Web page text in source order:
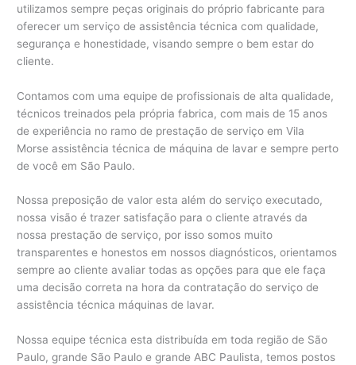
utilizamos sempre peças originais do próprio fabricante para
oferecer um serviço de assistência técnica com qualidade,
segurança e honestidade, visando sempre o bem estar do
cliente.
Contamos com uma equipe de profissionais de alta qualidade,
técnicos treinados pela própria fabrica, com mais de 15 anos
de experiência no ramo de prestação de serviço em Vila
Morse assistência técnica de máquina de lavar e sempre perto
de você em São Paulo.
Nossa preposição de valor esta além do serviço executado,
nossa visão é trazer satisfação para o cliente através da
nossa prestação de serviço, por isso somos muito
transparentes e honestos em nossos diagnósticos, orientamos
sempre ao cliente avaliar todas as opções para que ele faça
uma decisão correta na hora da contratação do serviço de
assistência técnica máquinas de lavar.
Nossa equipe técnica esta distribuída em toda região de São
Paulo, grande São Paulo e grande ABC Paulista, temos postos